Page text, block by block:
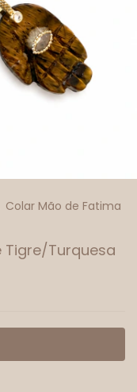
Colar Mão de Fatima
Tigre/Turquesa